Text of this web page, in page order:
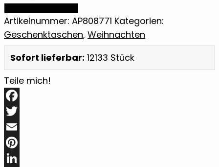
klein
Menge
Artikelnummer: AP808771 Kategorien:
Geschenktaschen, Weihnachten
Sofort lieferbar: 12133 Stück
Teile mich!
Facebook
Twitter
Email
Pinterest